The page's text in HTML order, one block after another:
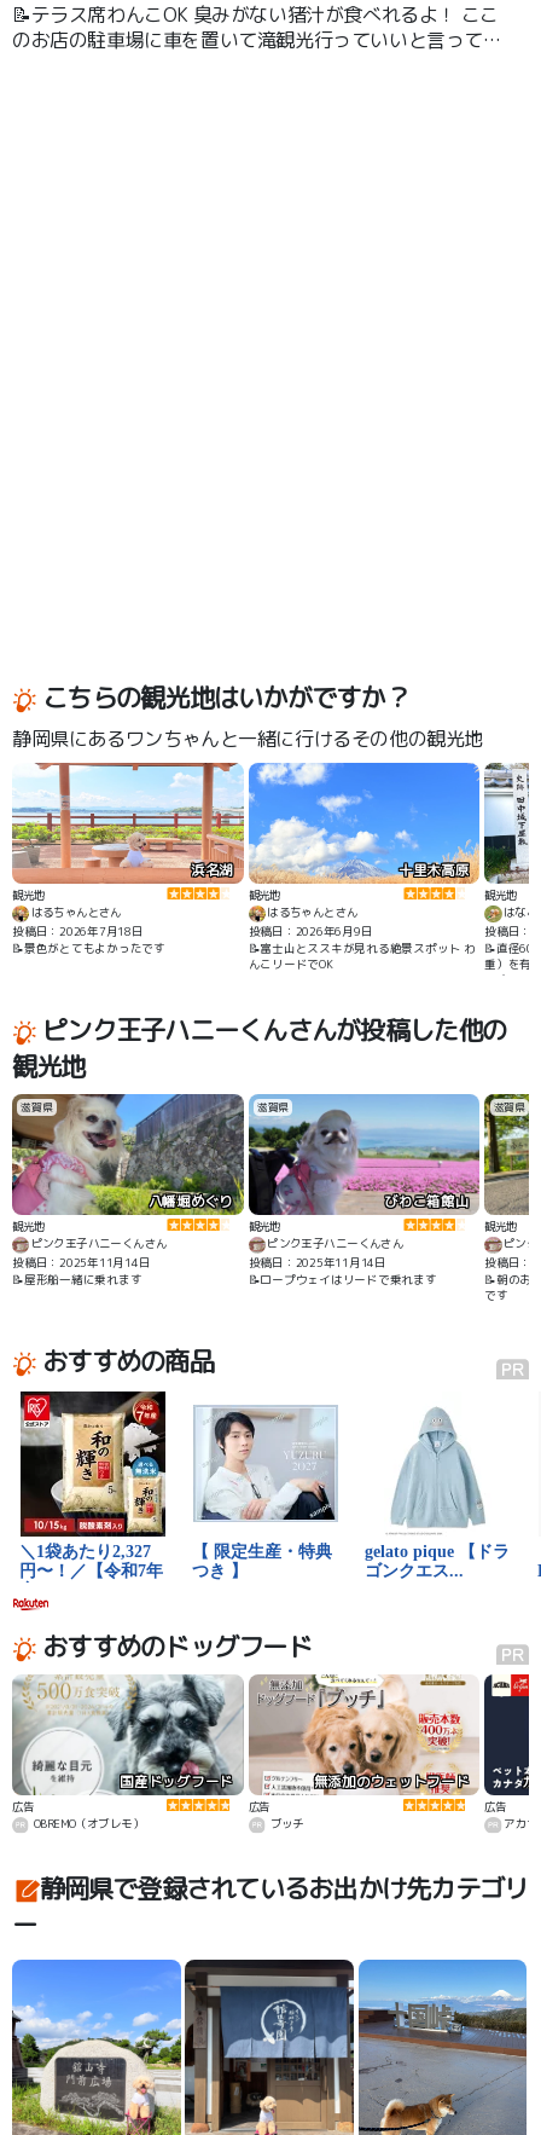
📝テラス席わんこOK 臭みがない猪汁が食べれるよ！ ここ
のお店の駐車場に車を置いて滝観光行っていいと言っても
こちらの観光地はいかがですか？
静岡県にあるワンちゃんと一緒に行けるその他の観光地
浜名湖
観光地
はるちゃんとさん
投稿日：2026年7月18日
📝景色がとてもよかったです
十里木高原
観光地
はるちゃんとさん
投稿日：2026年6月9日
📝富士山とススキが見れる絶景スポット わ
んこリードでOK
観光地
はなこ
投稿日：
📝直径
重）を有
です。国
並みをゆ
ピンク王子ハニーくんさんが投稿した他の
観光地
滋賀県
八幡堀めぐり
観光地
ピンク王子ハニーくんさん
投稿日：2025年11月14日
📝屋形船一緒に乗れます
滋賀県
びわこ箱館山
観光地
ピンク王子ハニーくんさん
投稿日：2025年11月14日
📝ロープウェイはリードで乗れます
滋賀県
観光地
ピン
投稿日：
📝朝のお
です
おすすめの商品
おすすめのドッグフード
国産ドッグフード
広告
OBREMO（オブレモ）
無添加のウェットフード
広告
ブッチ
カ
広告
アカ
静岡県で登録されているお出かけ先カテゴリ
ー